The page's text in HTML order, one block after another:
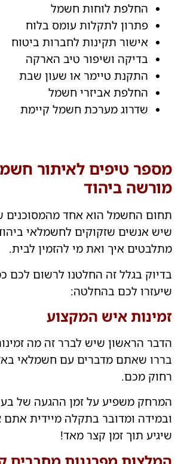
החלפת לוחות חשמל
פתרון לתקלות עומס בלוח
אישור תקינות לחברות ביטוח
בדיקה ושיפור טיב הארקה
התקנת טיימר או שעון שבת
החלפת אביזרי חשמל
שדרוג מערכת חשמל קיימת
מספר טיפים לאיתור
מורשה ביהוד
תחום החשמל הוא אחד מהמסוכנים
שיש אנשים שזקוקים לחשמלאי
מתלבטים איך ואת מי להזמין לבית.
בדיוק בגלל זה החלטנו לרשום לכם
שיעזרו לכם בהחלטה:
זמינות איש המקצוע
הדבר הראשון שיש לברר זה מה
בררו שאתם מדברים עם חשמלאי
רחוק מכם.
המרחק משפיע על זמן ההגעה של
ובמידה ומדובר בתקלה מיידית אתם
שיגיע תוך זמן קצר מאד!